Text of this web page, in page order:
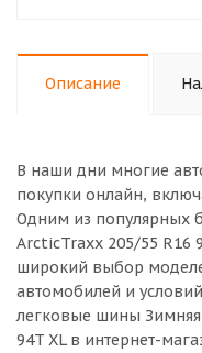
Описание
В наши дни многие
покупки онлайн,
Одним из популярных
ArcticTraxx 205/55 R16
широкий выбор
автомобилей и
легковые шины
94T XL в интернет-